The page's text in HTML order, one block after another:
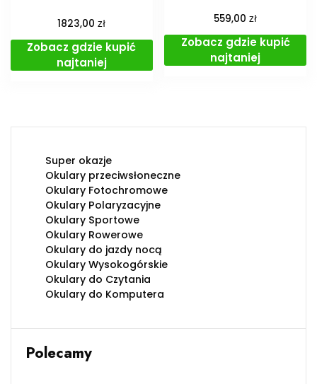
1823,00zł
Zobacz gdzie kupić
najtaniej
559,00zł
Zobacz gdzie kupić
najtaniej
Super okazje
Okulary przeciwsłoneczne
Okulary Fotochromowe
Okulary Polaryzacyjne
Okulary Sportowe
Okulary Rowerowe
Okulary do jazdy nocą
Okulary Wysokogórskie
Okulary do Czytania
Okulary do Komputera
Polecamy